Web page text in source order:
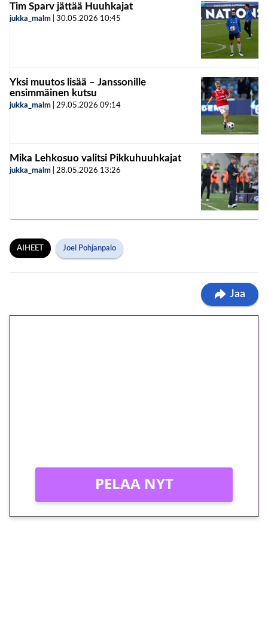
Tim Sparv jättää Huuhkajat
jukka_malm 30.05.2026 10:45
Yksi muutos lisää – Janssonille
ensimmäinen kutsu
jukka_malm 29.05.2026 09:14
Mika Lehkosuo valitsi Pikkuhuuhkajat
jukka_malm 28.05.2026 13:26
AIHEET Joel Pohjanpalo
Jaa
PELAA NYT